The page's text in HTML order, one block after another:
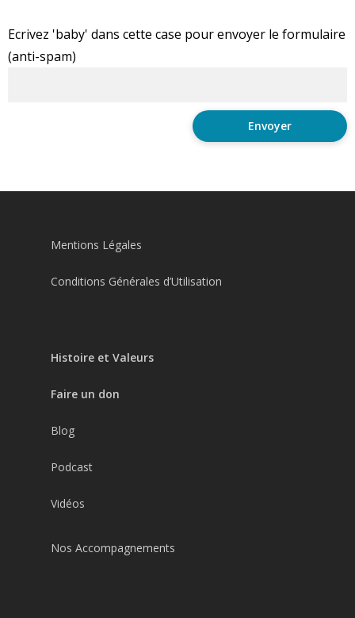
Ecrivez 'baby' dans cette case pour envoyer le formulaire
(anti-spam)
Mentions Légales
Conditions Générales d’Utilisation
Histoire et Valeurs
Faire un don
Blog
Podcast
Vidéos
Nos Accompagnements